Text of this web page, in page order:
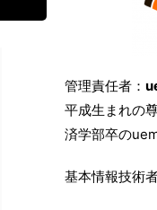
管理責任者：
平成生まれの
済学部卒の
基本情報技術